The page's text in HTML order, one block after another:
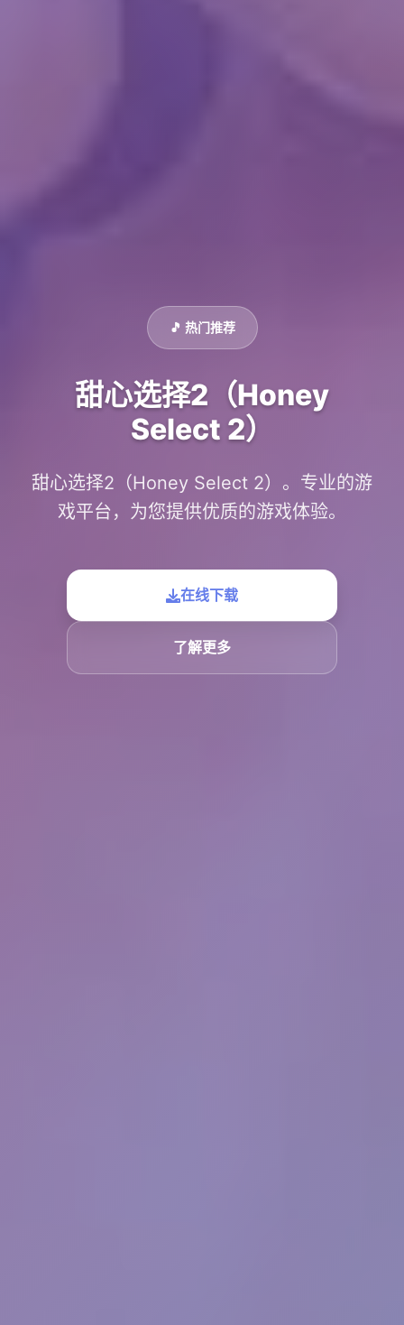
🎵 热门推荐
甜心选择2（Honey
Select 2）
甜心选择2（Honey Select 2）。专业的游
戏平台，为您提供优质的游戏体验。
在线下载
了解更多